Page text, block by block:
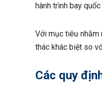
hành trình bay quốc
Với mục tiêu nhằm
thác khác biệt so
Các quy